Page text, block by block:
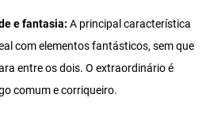
e fantasia: A principal característica
com elementos fantásticos, sem que
entre os dois. O extraordinário é
comum e corriqueiro.